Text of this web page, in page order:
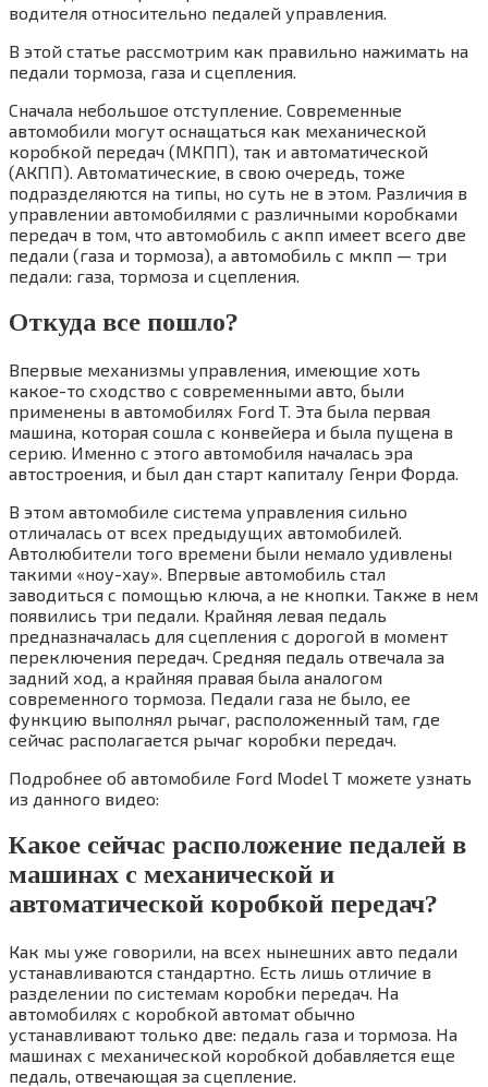
водителя относительно педалей управления.
В этой статье рассмотрим как правильно нажимать на
педали тормоза, газа и сцепления.
Сначала небольшое отступление. Современные
автомобили могут оснащаться как механической
коробкой передач (МКПП), так и автоматической
(АКПП). Автоматические, в свою очередь, тоже
подразделяются на типы, но суть не в этом. Различия в
управлении автомобилями с различными коробками
передач в том, что автомобиль с акпп имеет всего две
педали (газа и тормоза), а автомобиль с мкпп — три
педали: газа, тормоза и сцепления.
Откуда все пошло?
Впервые механизмы управления, имеющие хоть
какое-то сходство с современными авто, были
применены в автомобилях Ford T. Эта была первая
машина, которая сошла с конвейера и была пущена в
серию. Именно с этого автомобиля началась эра
автостроения, и был дан старт капиталу Генри Форда.
В этом автомобиле система управления сильно
отличалась от всех предыдущих автомобилей.
Автолюбители того времени были немало удивлены
такими «ноу-хау». Впервые автомобиль стал
заводиться с помощью ключа, а не кнопки. Также в нем
появились три педали. Крайняя левая педаль
предназначалась для сцепления с дорогой в момент
переключения передач. Средняя педаль отвечала за
задний ход, а крайняя правая была аналогом
современного тормоза. Педали газа не было, ее
функцию выполнял рычаг, расположенный там, где
сейчас располагается рычаг коробки передач.
Подробнее об автомобиле Ford Model T можете узнать
из данного видео:
Какое сейчас расположение педалей в
машинах с механической и
автоматической коробкой передач?
Как мы уже говорили, на всех нынешних авто педали
устанавливаются стандартно. Есть лишь отличие в
разделении по системам коробки передач. На
автомобилях с коробкой автомат обычно
устанавливают только две: педаль газа и тормоза. На
машинах с механической коробкой добавляется еще
педаль, отвечающая за сцепление.